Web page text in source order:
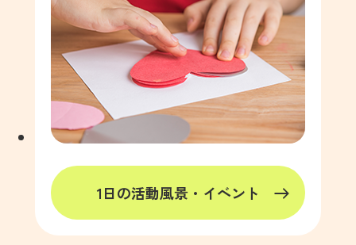
1日の活動風景・イベント